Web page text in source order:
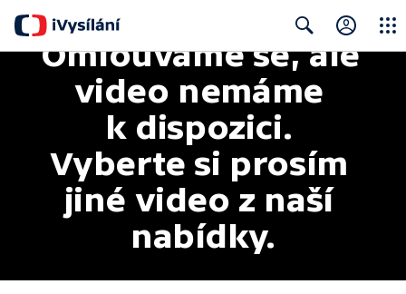
Search
Omlouváme se, ale
video nemáme
k dispozici.
Vyberte si prosím
jiné video z naší
nabídky.